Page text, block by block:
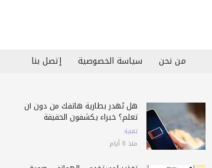
من نحن سياسة الخصوصية إتصل بنا
هل تُهدر بطارية هاتفك من دون أن
تعلم؟ خبراء يكشفون الحقيقة
تقنية
منذ 8 أيام